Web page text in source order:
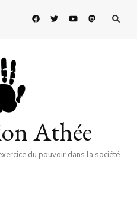
Athée
du pouvoir dans la société